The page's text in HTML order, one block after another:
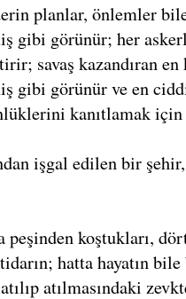
planlar, önlemler
gibi görünür; her
savaş kazandıran
gibi görünür ve en
kanıtlamak
işgal edilen bir
peşinden koştukları,
hatta hayatın
atılmasındaki